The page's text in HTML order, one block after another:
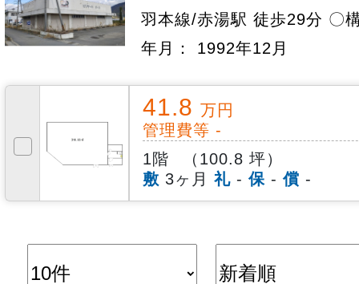
羽本線/赤湯駅 徒歩29分 〇
年月： 1992年12月
41.8万円
管理費等 -
1階
（100.8 坪）
敷 3ヶ月 礼 - 保 - 償 -